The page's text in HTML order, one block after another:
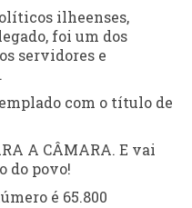
ilheenses,
foi um dos
servidores e
com o título de
A CÂMARA. E vai
do povo!
é 65.800